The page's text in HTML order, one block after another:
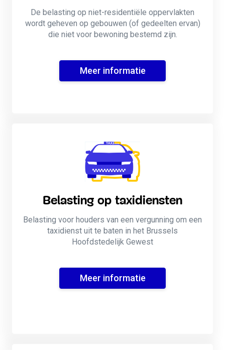
De belasting op niet-residentiële oppervlakten
wordt geheven op gebouwen (of gedeelten ervan)
die niet voor bewoning bestemd zijn.
Meer informatie
Belasting op taxidiensten
Belasting voor houders van een vergunning om een
taxidienst uit te baten in het Brussels
Hoofdstedelijk Gewest
Meer informatie